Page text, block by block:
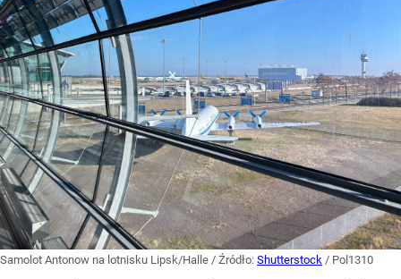
Samolot Antonow na lotnisku Lipsk/Halle / Źródło: Shutterstock / Pol1310